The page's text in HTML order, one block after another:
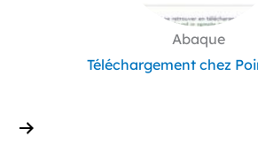
Abaque
Téléchargement chez